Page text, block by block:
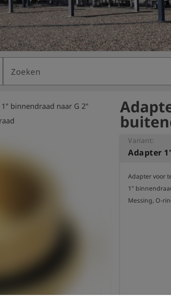
Zoeken
binnendraad naar G 2"
Variant:
Adapter voor
1"
Messing, O-